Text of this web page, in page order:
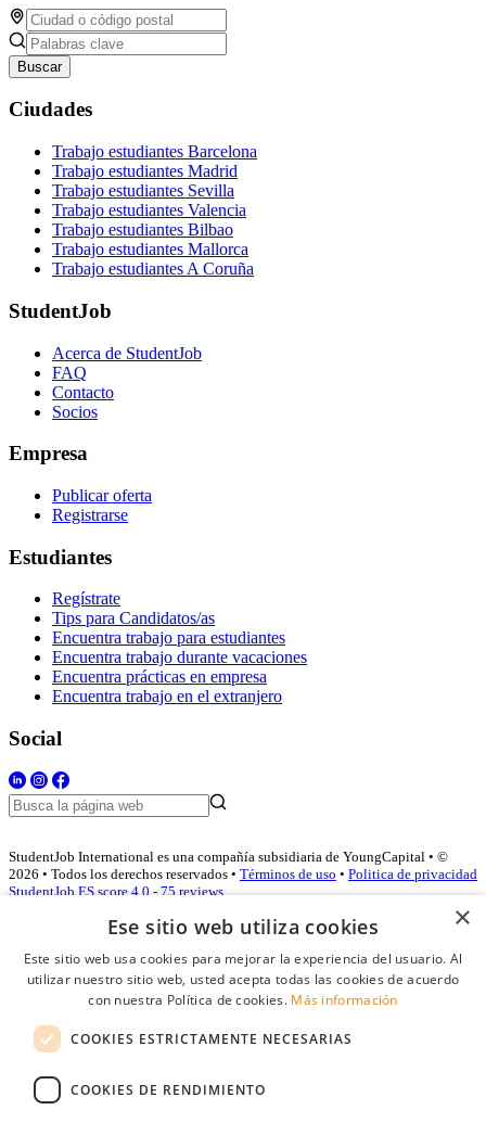
Buscar
Ciudades
Trabajo estudiantes Barcelona
Trabajo estudiantes Madrid
Trabajo estudiantes Sevilla
Trabajo estudiantes Valencia
Trabajo estudiantes Bilbao
Trabajo estudiantes Mallorca
Trabajo estudiantes A Coruña
StudentJob
Acerca de StudentJob
FAQ
Contacto
Socios
Empresa
Publicar oferta
Registrarse
Estudiantes
Regístrate
Tips para Candidatos/as
Encuentra trabajo para estudiantes
Encuentra trabajo durante vacaciones
Encuentra prácticas en empresa
Encuentra trabajo en el extranjero
Social
StudentJob International es una compañía subsidiaria de YoungCapital • ©
2026 • Todos los derechos reservados • Términos de uso • Politica de privacidad
StudentJob ES score 4.0 - 75 reviews
Acceso empresas
Contraseña
Recordarme
×
Ese sitio web utiliza cookies
Este sitio web usa cookies para mejorar la experiencia del usuario. Al
utilizar nuestro sitio web, usted acepta todas las cookies de acuerdo
con nuestra Política de cookies. Más información
COOKIES ESTRICTAMENTE NECESARIAS
COOKIES DE RENDIMIENTO